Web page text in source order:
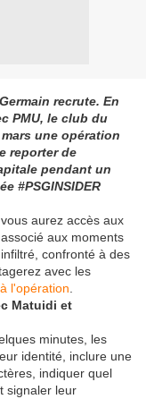
recrute. En
PMU, le club du
une opération
reporter de
pendant un
#PSGINSIDER
aurez accès aux
aux moments
confronté à des
avec les
l'opération
Matuidi et
minutes, les
identité, inclure une
indiquer quel
signaler leur